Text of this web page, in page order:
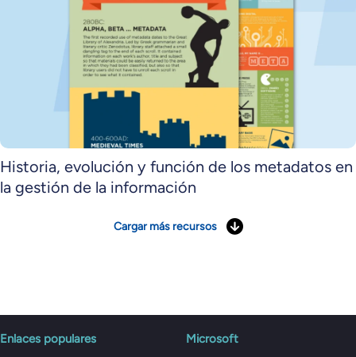
Historia, evolución y función de los metadatos en
la gestión de la información
Cargar más recursos
Enlaces populares Microsoft